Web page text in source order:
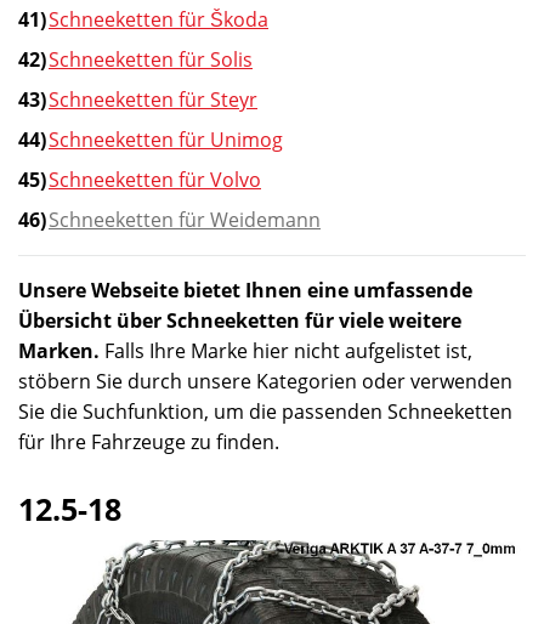
Schneeketten für Škoda
Schneeketten für Solis
Schneeketten für Steyr
Schneeketten für Unimog
Schneeketten für Volvo
Schneeketten für Weidemann
Unsere Webseite bietet Ihnen eine umfassende
Übersicht über Schneeketten für viele weitere
Marken. Falls Ihre Marke hier nicht aufgelistet ist,
stöbern Sie durch unsere Kategorien oder verwenden
Sie die Suchfunktion, um die passenden Schneeketten
für Ihre Fahrzeuge zu finden.
12.5-18